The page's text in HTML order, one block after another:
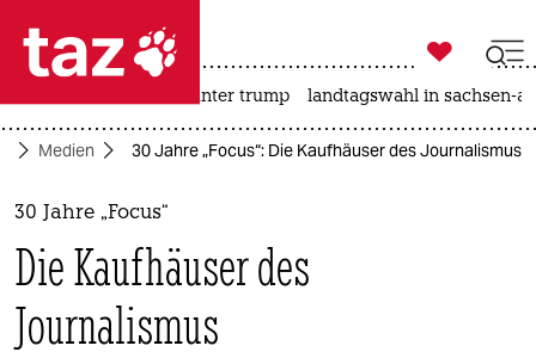
 taz zahl ich
taz zahl ich
themen
politik
öko

taz zahl ich
usa unter trump landtagswahl in sachsen-
Medien 30 Jahre „Focus“: Die Kaufhäuser des Journalismus
30 Jahre „Focus“
Die Kaufhäuser des
Journalismus